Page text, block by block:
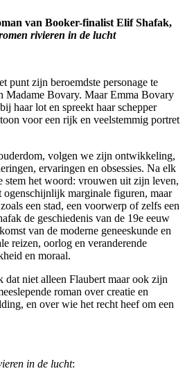
van Booker-finalist Elif Shafak,
rivieren in de lucht
punt zijn beroemdste personage te
Madame Bovary. Maar Emma Bovary
haar lot en spreekt haar schepper
voor een rijk en veelstemmig portret
volgen we zijn ontwikkeling,
ervaringen en obsessies. Na elk
stem het woord: vrouwen uit zijn leven,
ogenschijnlijk marginale figuren, maar
een stad, een voorwerp of zelfs een
de geschiedenis van de 19e eeuw
van de moderne geneeskunde en
reizen, oorlog en veranderende
en moraal.
dat niet alleen Flaubert maar ook zijn
roman over creatie en
en over wie het recht heef om een
in de lucht: